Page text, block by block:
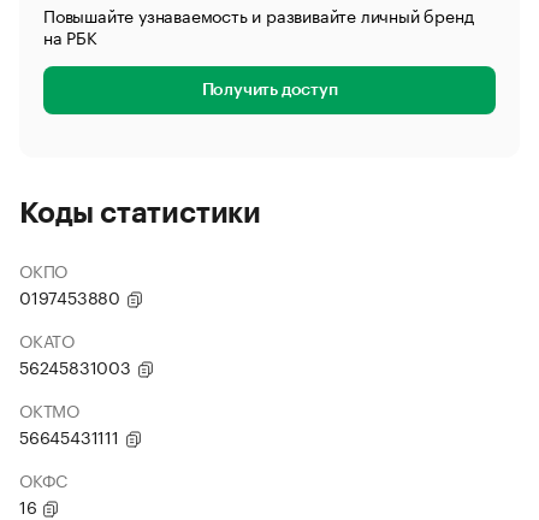
Повышайте узнаваемость и развивайте личный бренд
на РБК
Получить доступ
Коды статистики
ОКПО
0197453880
ОКАТО
56245831003
ОКТМО
56645431111
ОКФС
16